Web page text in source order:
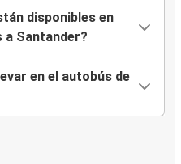
disponibles en
a Santander?
en el autobús de